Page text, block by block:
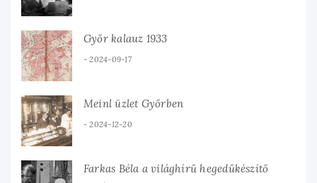
Győr kalauz 1933
2024-09-17
Meinl üzlet Győrben
2024-12-20
Farkas Béla a világhírű hegedűkészítő